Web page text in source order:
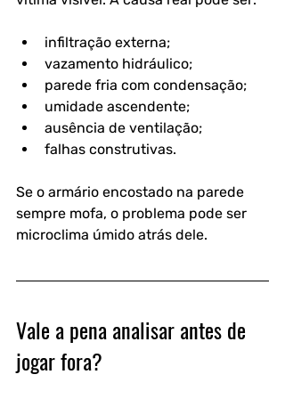
infiltração externa;
vazamento hidráulico;
parede fria com condensação;
umidade ascendente;
ausência de ventilação;
falhas construtivas.
Se o armário encostado na parede
sempre mofa, o problema pode ser
microclima úmido atrás dele.
Vale a pena analisar antes de
jogar fora?